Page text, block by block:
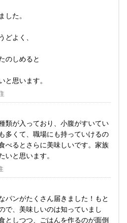
した。
どよく、
のしめると
と思います。
類が入っており、小腹がすいてい
多くて、職場にも持っていけるの
べるとさらに美味しいです。家族
いと思います。
パンがたくさん届きました！もと
で、美味しいのは知っていまし
としつつ、ごはんを作るのが面倒